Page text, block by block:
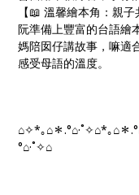
【📖 溫馨繪本角：親子
阮準備上豐富的台語繪
媽陪囡仔講故事，嘛適
感受母語的溫度。
⌂✧*｡⌂＊.° ⌂·˚✧⌂*｡⌂＊
° ⌂·˚✧⌂